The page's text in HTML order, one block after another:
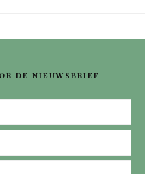
DE NIEUWSBRIEF